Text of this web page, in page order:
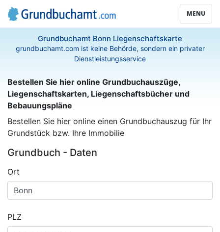
MENU
Grundbuchamt Bonn Liegenschaftskarte
grundbuchamt.com ist keine Behörde, sondern ein privater
Dienstleistungsservice
Bestellen Sie hier online Grundbuchauszüge,
Liegenschaftskarten, Liegenschaftsbücher und
Bebauungspläne
Bestellen Sie hier online einen Grundbuchauszug für Ihr
Grundstück bzw. Ihre Immobilie
Grundbuch - Daten
Ort
PLZ